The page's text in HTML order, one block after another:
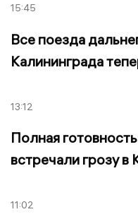
15:45
Все поезда
Калининграда
13:12
Полная
встречали грозу в
11:02